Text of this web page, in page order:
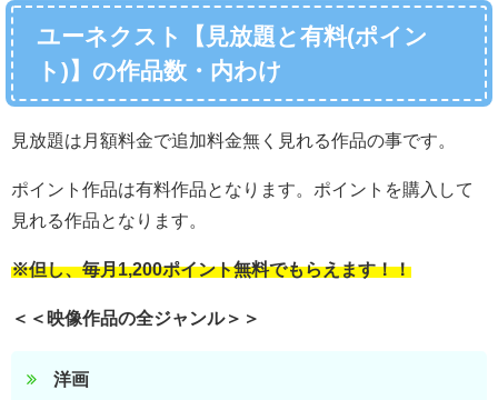
ユーネクスト【見放題と有料(ポイン
ト)】の作品数・内わけ
見放題は月額料金で追加料金無く見れる作品の事です。
ポイント作品は有料作品となります。ポイントを購入して
見れる作品となります。
※但し、毎月1,200ポイント無料でもらえます！！
＜＜映像作品の全ジャンル＞＞
洋画